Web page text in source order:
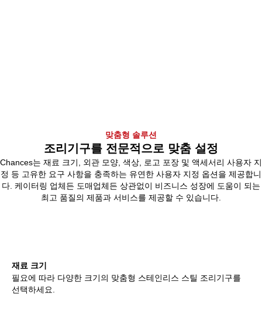
맞춤형 솔루션
조리기구를 전문적으로 맞춤 설정
Chances는 재료 크기, 외관 모양, 색상, 로고 포장 및 액세서리 사용자 지
정 등 고유한 요구 사항을 충족하는 유연한 사용자 지정 옵션을 제공합니
다. 케이터링 업체든 도매업체든 상관없이 비즈니스 성장에 도움이 되는
최고 품질의 제품과 서비스를 제공할 수 있습니다.
재료 크기
필요에 따라 다양한 크기의 맞춤형 스테인리스 스틸 조리기구를
선택하세요.